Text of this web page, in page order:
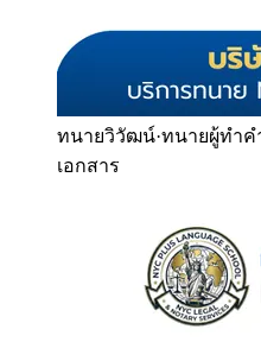
ทนายวิวัฒน์·ทนายผู้ทำค
เอกสาร